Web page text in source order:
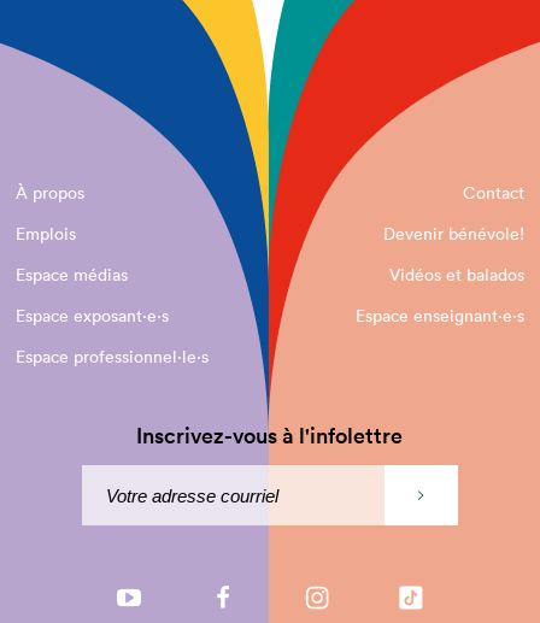
À propos
Contact
Emplois
Devenir bénévole!
Espace médias
Vidéos et balados
Espace exposant·e⋅s
Espace enseignant·e⋅s
Espace professionnel·le⋅s
Inscrivez-vous à l'infolettre